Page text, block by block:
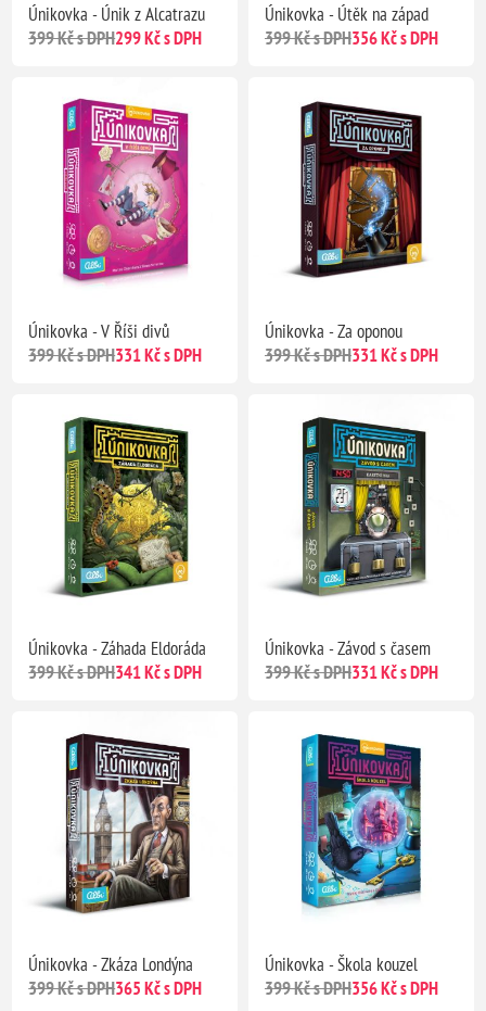
Únikovka - Únik z Alcatrazu
399 Kč s DPH299 Kč s DPH
Únikovka - Útěk na západ
399 Kč s DPH356 Kč s DPH
Únikovka - V Říši divů
399 Kč s DPH331 Kč s DPH
Únikovka - Za oponou
399 Kč s DPH331 Kč s DPH
Únikovka - Záhada Eldoráda
399 Kč s DPH341 Kč s DPH
Únikovka - Závod s časem
399 Kč s DPH331 Kč s DPH
Únikovka - Zkáza Londýna
399 Kč s DPH365 Kč s DPH
Únikovka - Škola kouzel
399 Kč s DPH356 Kč s DPH